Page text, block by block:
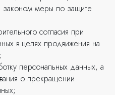
законом меры по защите
согласия при
в целях продвижения на
персональных данных, а
о прекращении